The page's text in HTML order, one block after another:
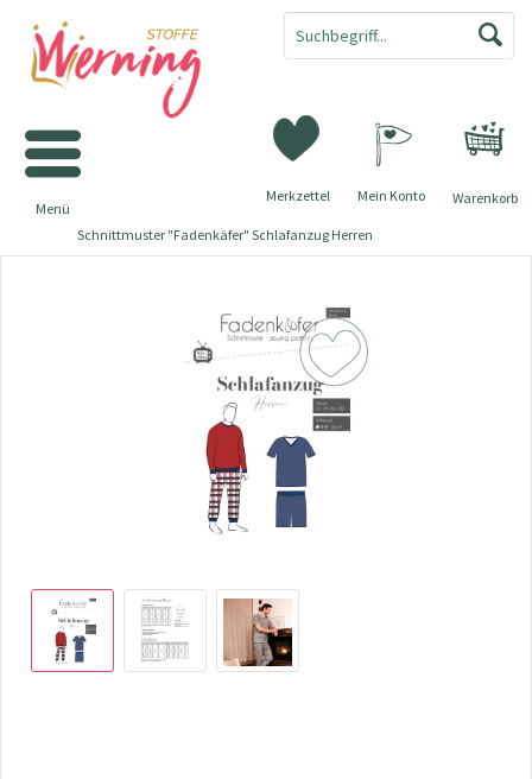
Warenkorb
Merkzettel Mein Konto
Menü
Schnittmuster "Fadenkäfer" Schlafanzug Herren